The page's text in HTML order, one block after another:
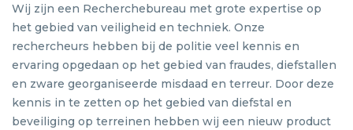
Wij zijn een Recherchebureau met grote expertise op
het gebied van veiligheid en techniek. Onze
rechercheurs hebben bij de politie veel kennis en
ervaring opgedaan op het gebied van fraudes, diefstallen
en zware georganiseerde misdaad en terreur. Door deze
kennis in te zetten op het gebied van diefstal en
beveiliging op terreinen hebben wij een nieuw product